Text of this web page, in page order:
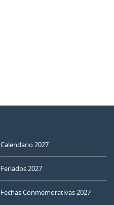
Calendario 2027
Feriados 2027
Fechas Conmemorativas 2027